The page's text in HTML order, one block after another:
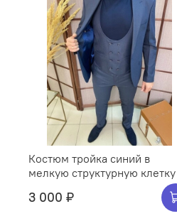
Костюм тройка синий в
мелкую структурную клетку
3 000 ₽